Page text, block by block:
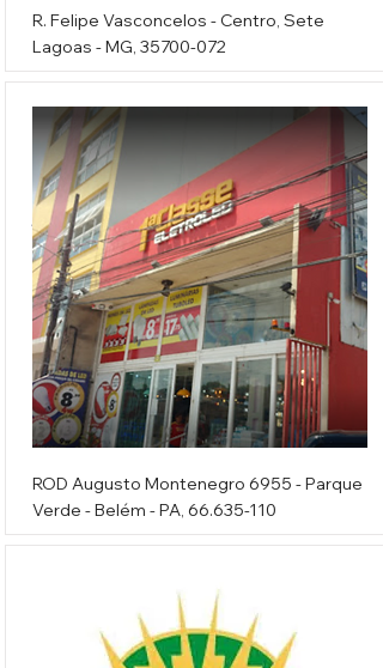
R. Felipe Vasconcelos - Centro, Sete
Lagoas - MG, 35700-072
1ªClasse
ROD Augusto Montenegro 6955 - Parque
Verde - Belém - PA, 66.635-110